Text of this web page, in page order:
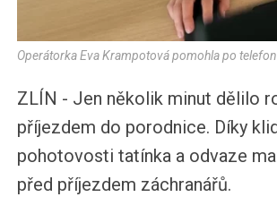
Operátorka Eva Krampotová pomohla po
ZLÍN - Jen několik minut dělilo
příjezdem do porodnice. Díky
pohotovosti tatínka a odvaze
před příjezdem záchranářů.